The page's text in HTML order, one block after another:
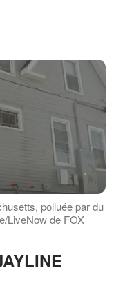
polluée par du
LiveNow de FOX